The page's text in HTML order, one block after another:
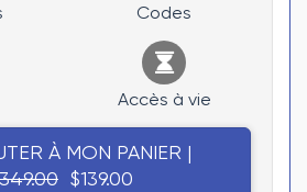
Codes
Accès à vie
À MON PANIER |
$139.00